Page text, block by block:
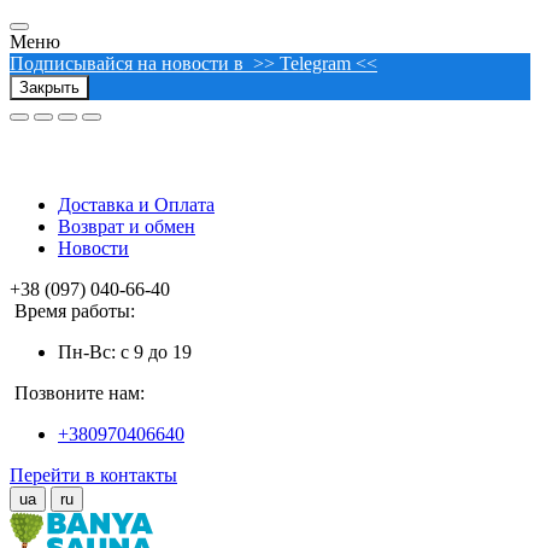
Меню
Подписывайся на новости в >> Telegram <<
Закрыть
Доставка и Оплата
Возврат и обмен
Новости
+38 (097) 040-66-40
Время работы:
Пн-Вс: с 9 до 19
Позвоните нам:
+380970406640
Перейти в контакты
ua ru